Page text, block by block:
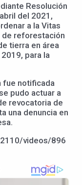
Resolución
del 2021,
a la Vitas
de reforestación
tierra en área
para la
fue notificada
pudo actuar a
revocatoria de
una denuncia en
videos/896